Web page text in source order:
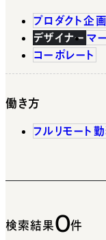
プロダクト企
デザイナー マ
コーポレート
働き方
フルリモート
検索結果0件